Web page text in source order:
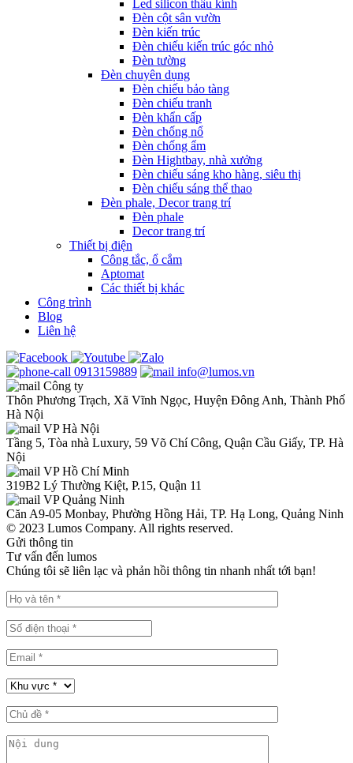
Led silicon thấu kính
Đèn cột sân vườn
Đèn kiến trúc
Đèn chiếu kiến trúc góc nhỏ
Đèn tường
Đèn chuyên dụng
Đèn chiếu bảo tàng
Đèn chiếu tranh
Đèn khẩn cấp
Đèn chống nổ
Đèn chống ẩm
Đèn Hightbay, nhà xưởng
Đèn chiếu sáng kho hàng, siêu thị
Đèn chiếu sáng thể thao
Đèn phale, Decor trang trí
Đèn phale
Decor trang trí
Thiết bị điện
Công tắc, ổ cắm
Aptomat
Các thiết bị khác
Công trình
Blog
Liên hệ
0913159889
info@lumos.vn
Công ty
Thôn Phương Trạch, Xã Vĩnh Ngọc, Huyện Đông Anh, Thành Phố
Hà Nội
VP Hà Nội
Tầng 5, Tòa nhà Luxury, 59 Võ Chí Công, Quận Cầu Giấy, TP. Hà
Nội
VP Hồ Chí Minh
319B2 Lý Thường Kiệt, P.15, Quận 11
VP Quảng Ninh
Căn A9-05 Monbay, Phường Hồng Hải, TP. Hạ Long, Quảng Ninh
© 2023 Lumos Company. All rights reserved.
Gửi thông tin
Tư vấn đến lumos
Chúng tôi sẽ liên lạc và phản hồi thông tin nhanh nhất tới bạn!